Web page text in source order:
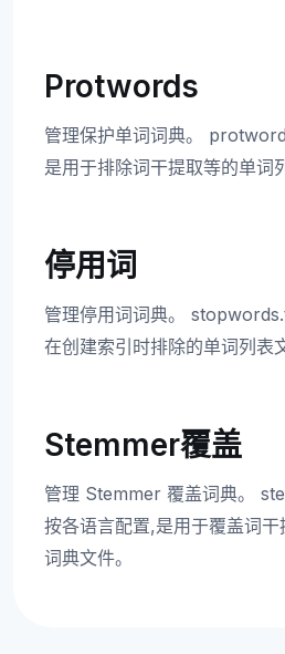
Protwords
管理保护单词词典。
是用于排除词干提取等的单词
停用词
管理停用词词典。
在创建索引时排除的单词列表
Stemmer覆盖
管理 Stemmer 覆盖词典。
按各语言配置,是用于覆盖词
词典文件。